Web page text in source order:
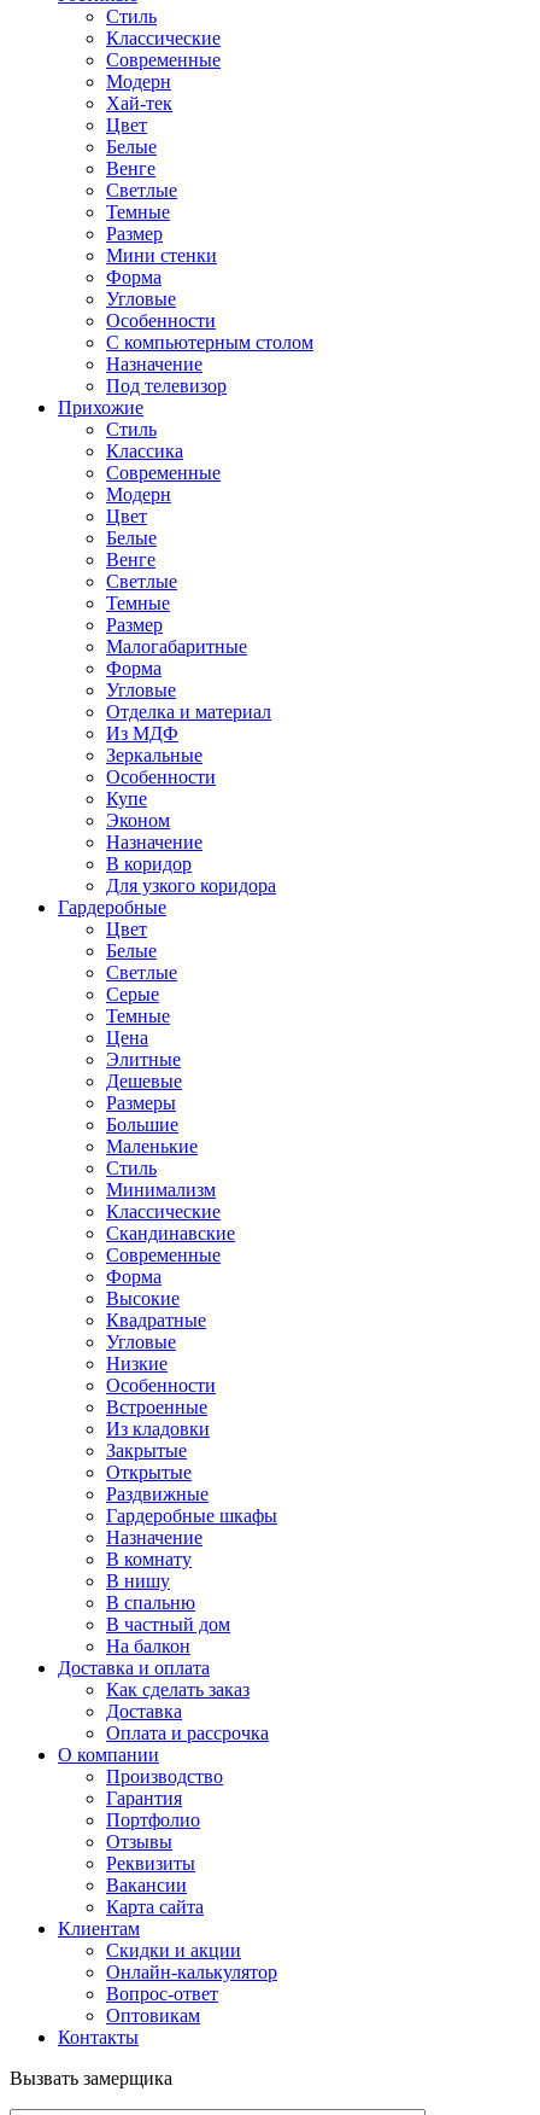
Стиль
Классические
Современные
Модерн
Хай-тек
Цвет
Белые
Венге
Светлые
Темные
Размер
Мини стенки
Форма
Угловые
Особенности
С компьютерным столом
Назначение
Под телевизор
Прихожие
Стиль
Классика
Современные
Модерн
Цвет
Белые
Венге
Светлые
Темные
Размер
Малогабаритные
Форма
Угловые
Отделка и материал
Из МДФ
Зеркальные
Особенности
Купе
Эконом
Назначение
В коридор
Для узкого коридора
Гардеробные
Цвет
Белые
Светлые
Серые
Темные
Цена
Элитные
Дешевые
Размеры
Большие
Маленькие
Стиль
Минимализм
Классические
Скандинавские
Современные
Форма
Высокие
Квадратные
Угловые
Низкие
Особенности
Встроенные
Из кладовки
Закрытые
Открытые
Раздвижные
Гардеробные шкафы
Назначение
В комнату
В нишу
В спальню
В частный дом
На балкон
Доставка и оплата
Как сделать заказ
Доставка
Оплата и рассрочка
О компании
Производство
Гарантия
Портфолио
Отзывы
Реквизиты
Вакансии
Карта сайта
Клиентам
Скидки и акции
Онлайн-калькулятор
Вопрос-ответ
Оптовикам
Контакты
Вызвать замерщика